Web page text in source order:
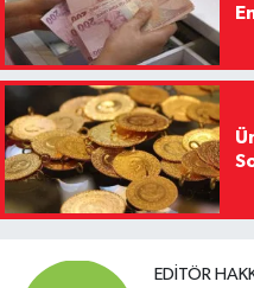
EDITÖR